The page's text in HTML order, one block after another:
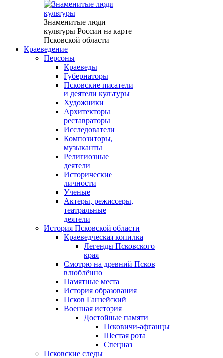
Знаменитые люди
культуры России на карте
Псковской области
Краеведение
Персоны
Краеведы
Губернаторы
Псковские писатели
и деятели культуры
Художники
Архитекторы,
реставраторы
Исследователи
Композиторы,
музыканты
Религиозные
деятели
Исторические
личности
Ученые
Актеры, режиссеры,
театральные
деятели
История Псковской области
Краеведческая копилка
Легенды Псковского
края
Смотрю на древний Псков
влюблённо
Памятные места
История образования
Псков Ганзейский
Военная история
Достойные памяти
Псковичи-афганцы
Шестая рота
Спецназ
Псковские следы